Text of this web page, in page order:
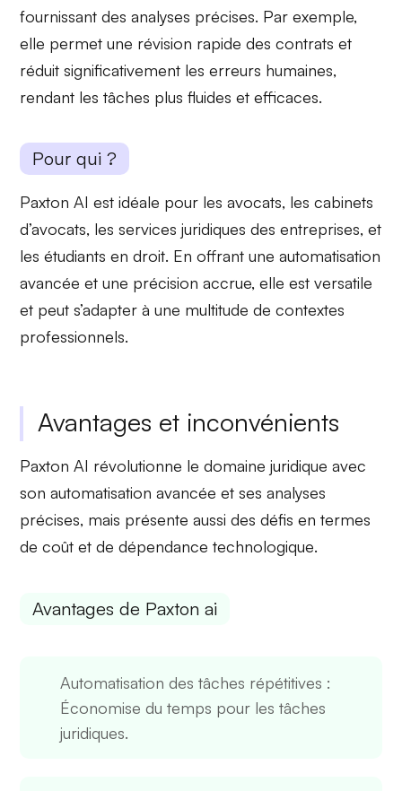
fournissant desanalyses précises. Par exemple,
elle permet une révision rapide des contrats et
réduit significativement leserreurs humaines,
rendant les tâches plus fluides et efficaces.
Pour qui ?
Paxton AI est idéale pour lesavocats, lescabinets
d’avocats, lesservices juridiques des entreprises, et
lesétudiants en droit. En offrant une automatisation
avancée et une précision accrue, elle est versatile
et peut s’adapter à une multitude de contextes
professionnels.
Avantages et inconvénients
Paxton AI révolutionne le domaine juridique avec
sonautomatisation avancée et sesanalyses
précises, mais présente aussi des défis en termes
decoût et dedépendance technologique.
Avantages de Paxton ai
Automatisation des tâches répétitives :
Économise du temps pour les tâches
juridiques.